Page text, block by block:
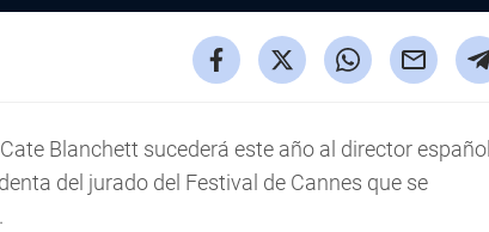
Blanchett sucederá este año al director español
del jurado del Festival de Cannes que se